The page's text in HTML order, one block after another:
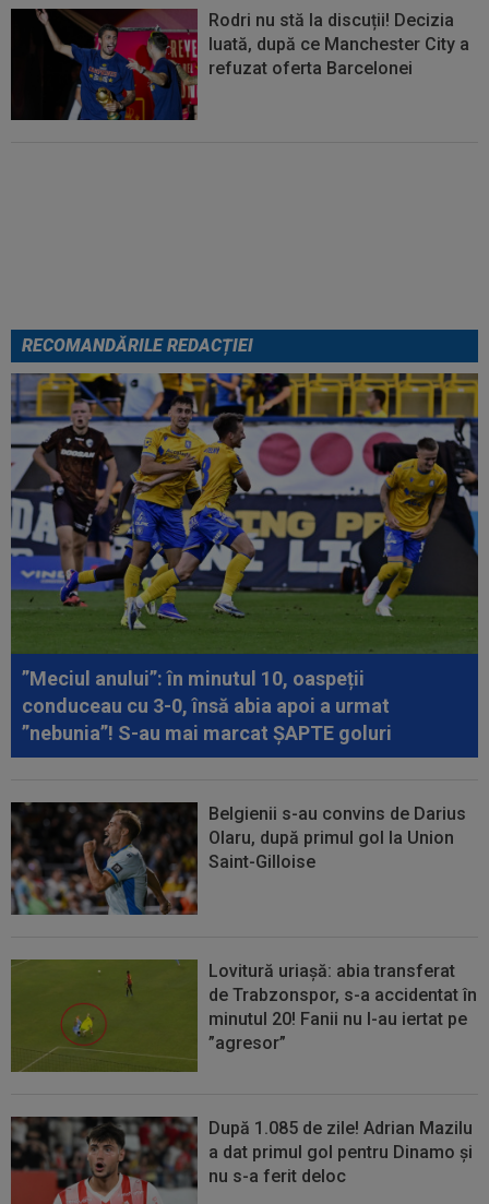
Rodri nu stă la discuții! Decizia
luată, după ce Manchester City a
refuzat oferta Barcelonei
RECOMANDĂRILE REDACȚIEI
”Meciul anului”: în minutul 10, oaspeții
conduceau cu 3-0, însă abia apoi a urmat
”nebunia”! S-au mai marcat ȘAPTE goluri
Belgienii s-au convins de Darius
Olaru, după primul gol la Union
Saint-Gilloise
Lovitură uriașă: abia transferat
de Trabzonspor, s-a accidentat în
minutul 20! Fanii nu l-au iertat pe
”agresor”
După 1.085 de zile! Adrian Mazilu
a dat primul gol pentru Dinamo și
nu s-a ferit deloc